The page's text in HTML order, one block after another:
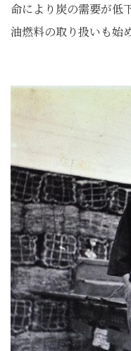
命により炭の需要が低
油燃料の取り扱いも始